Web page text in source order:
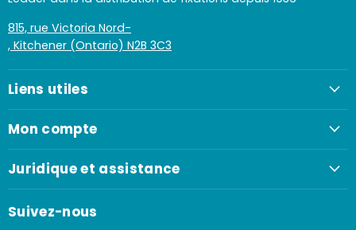
815, rue Victoria Nord-
, Kitchener (Ontario) N2B 3C3
Liens utiles
Mon compte
Juridique et assistance
Suivez-nous